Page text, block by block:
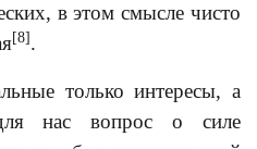
в этом смысле чисто
[8] .
только интересы, а
нас вопрос о силе